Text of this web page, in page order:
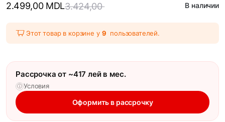
3.424,00
2.499,00 MDL В наличии
Этот товар в корзине у 9 пользователей.
Рассрочка от ~417 лей в мес.
ⓘ Условия
Оформить в рассрочку